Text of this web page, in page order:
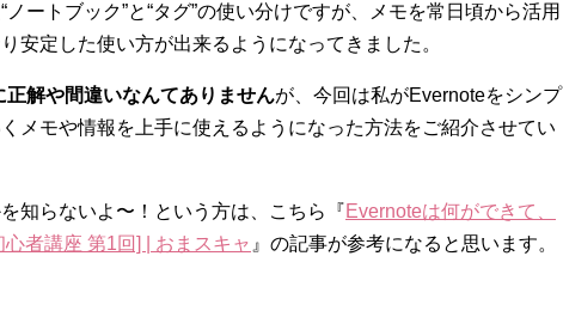
ートブック”と“タグ”の使い分けですが、メモを常日頃から活用
安定した使い方が出来るようになってきました。
解や間違いなんてありませんが、今回は私がEvernoteをシンプ
メモや情報を上手に使えるようになった方法をご紹介させてい
知らないよ〜！という方は、こちら『Evernoteは何ができて、
者講座 第1回] | おまスキャ 』の記事が参考になると思います。